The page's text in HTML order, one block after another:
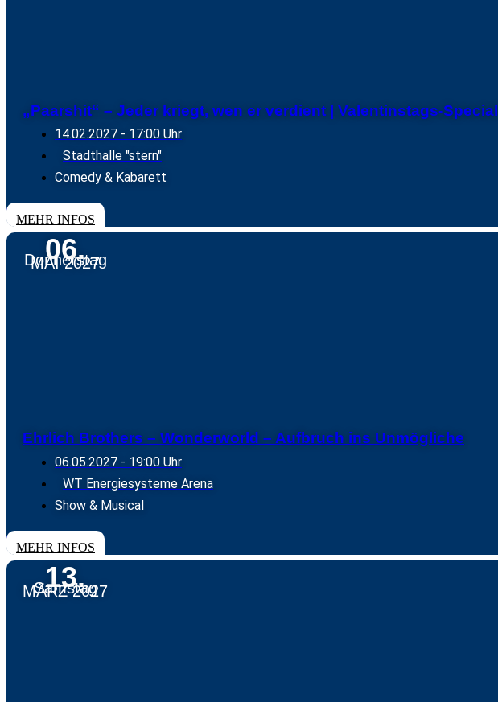
„Paarshit“ – Jeder kriegt, wen er verdient | Valentinstags-Special
14.02.2027 - 17:00 Uhr
Stadthalle "stern"
Comedy & Kabarett
TICKETS
MEHR INFOS
06.
MAI 2027
Donnerstag
Ehrlich Brothers – Wonderworld – Aufbruch ins Unmögliche
06.05.2027 - 19:00 Uhr
WT Energiesysteme Arena
Show & Musical
TICKETS
MEHR INFOS
13.
MÄRZ 2027
Samstag